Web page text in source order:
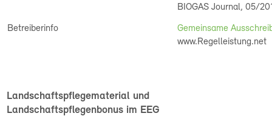
BIOGAS Journal, 05/
Betreiberinfo
Gemeinsame
www.Regelleistung.net
Landschaftspflegematerial und
Landschaftspflegenbonus im EEG